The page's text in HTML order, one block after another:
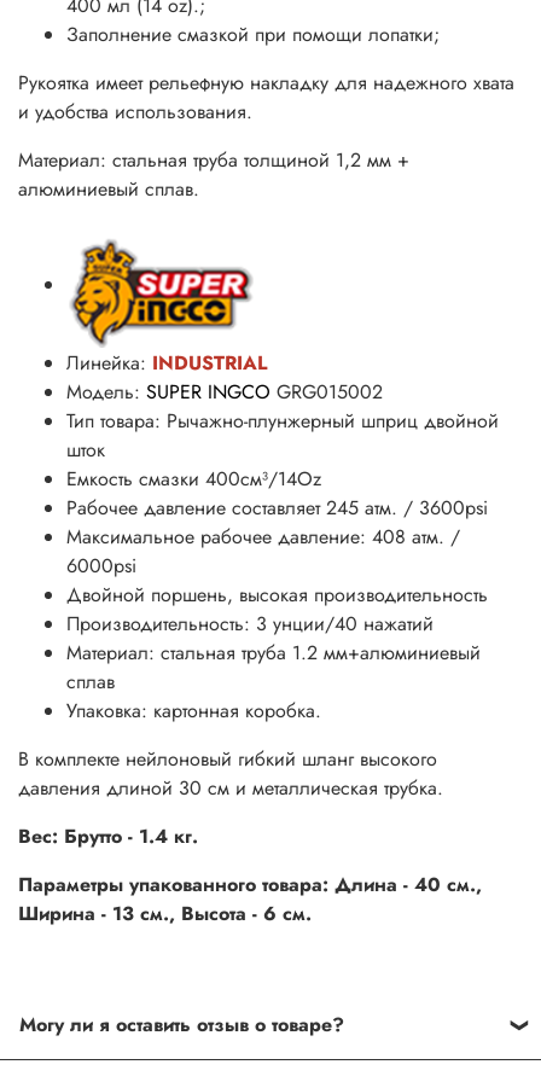
400 мл (14 oz).;
За­пол­не­ние смаз­кой при по­мощи ло­пат­ки;
Рукоятка имеет рельефную накладку для надежного хвата
и удобства использования.
Материал: стальная труба толщиной 1,2 мм +
алюминиевый сплав.
Линейка: INDUSTRIAL
Модель: SUPER INGCO GRG015002
Тип товара: Рычажно-плунжерный шприц двойной
шток
Емкость смазки 400см³/14Oz
Рабочее давление составляет 245 атм. / 3600psi
Максимальное рабочее давление: 408 атм. /
6000psi
Двойной поршень, высокая производительность
Производительность: 3 унции/40 нажатий
Материал: стальная труба 1.2 мм+алюминиевый
сплав
Упаковка: картонная коробка.
В комплекте нейлоновый гибкий шланг высокого
давления длиной 30 см и металлическая трубка.
Вес: Брутто - 1.4 кг.
Параметры упакованного товара: Длина - 40 см.,
Ширина - 13 см., Высота - 6 см.
Могу ли я оставить отзыв о товаре?